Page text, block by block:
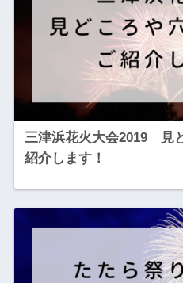
三津浜花火大会2019 見
紹介します！